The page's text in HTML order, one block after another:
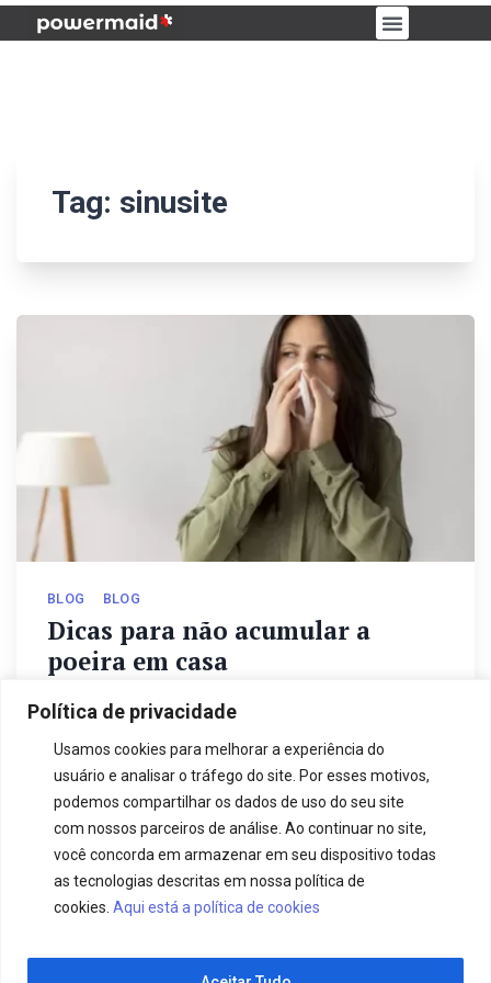
Política de privacidade
Usamos cookies para melhorar a experiência do
usuário e analisar o tráfego do site. Por esses motivos,
podemos compartilhar os dados de uso do seu site
com nossos parceiros de análise. Ao continuar no site,
você concorda em armazenar em seu dispositivo todas
as tecnologias descritas em nossa política de
cookies. Aqui está a política de cookies
Tag: sinusite
BLOG BLOG
Dicas para não acumular a
poeira em casa
Dicas para não acumular a poeira em casa Métodos
presença de poeira em…
17 de março de 2025 camesa